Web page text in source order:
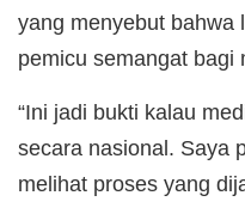
yang menyebut bahwa
pemicu semangat bagi
“Ini jadi bukti kalau
secara nasional. Saya
melihat proses yang